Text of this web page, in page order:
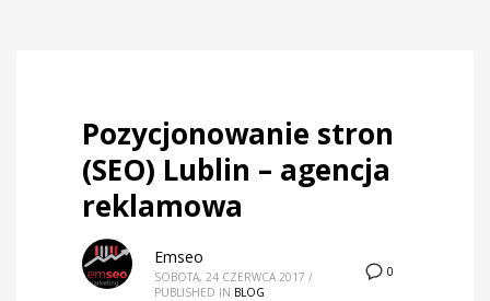
Pozycjonowanie stron
(SEO) Lublin – agencja
reklamowa
0
Emseo
SOBOTA, 24 CZERWCA 2017 /
PUBLISHED IN BLOG